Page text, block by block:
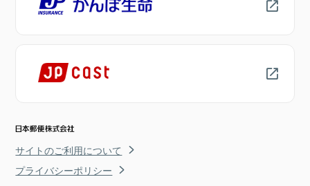
サイトのご利用について
プライバシーポリシー